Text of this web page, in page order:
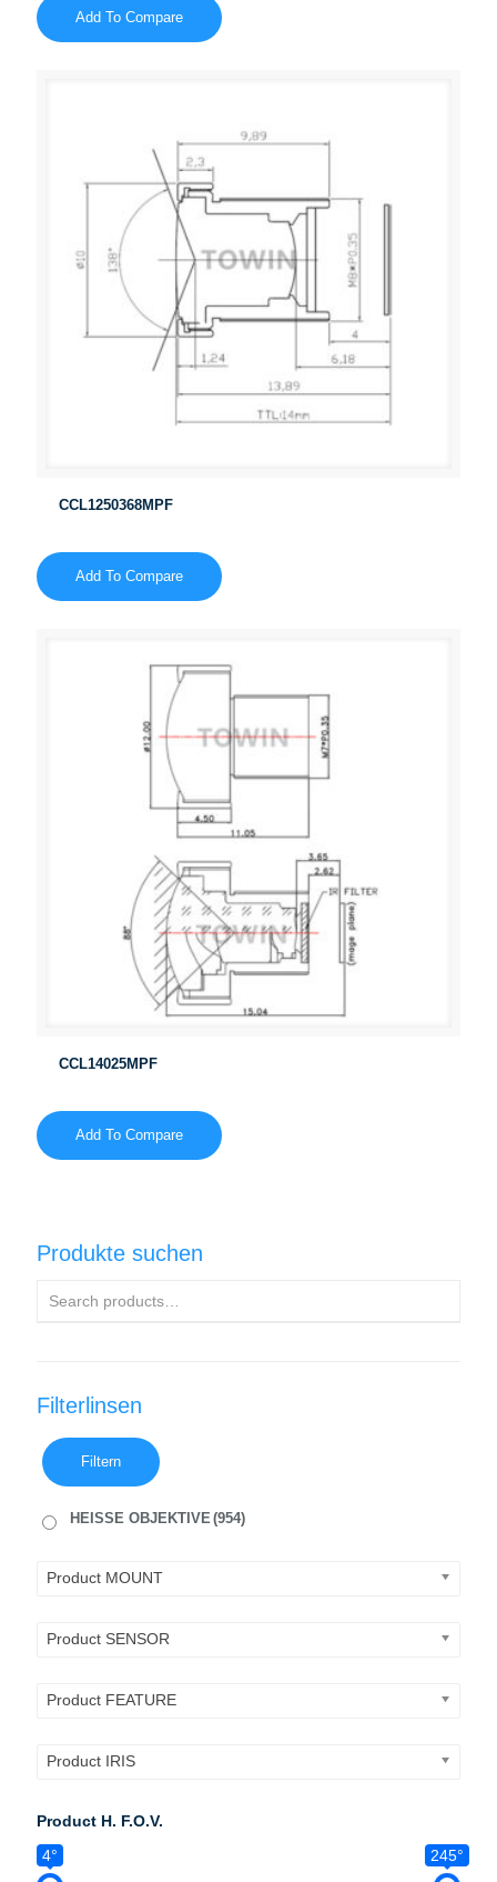
Add To Compare
CCL1250368MPF
Add To Compare
CCL14025MPF
Add To Compare
Produkte suchen
Filterlinsen
Filtern
HEISSE OBJEKTIVE(954)
Product MOUNT
Product SENSOR
Product FEATURE
Product IRIS
Product H. F.O.V.
4°
245°